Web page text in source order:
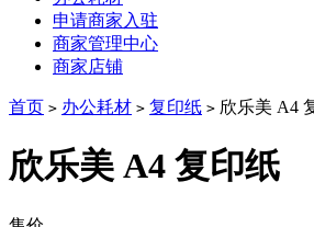
申请商家入驻
商家管理中心
商家店铺
首页 > 办公耗材 > 复印纸 > 欣乐美 A4
欣乐美 A4 复印纸